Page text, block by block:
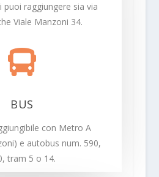
puoi raggiungere sia via
Viale Manzoni 34.

BUS
con Metro A
e autobus num. 590,
tram 5 o 14.